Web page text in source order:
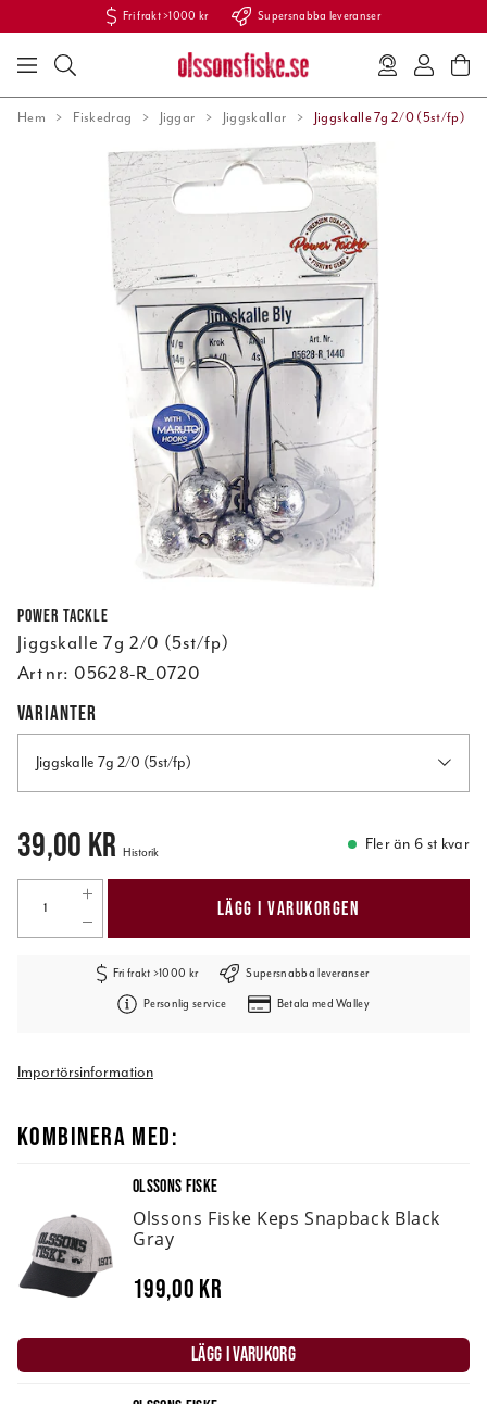
Fri frakt >1000 kr Supersnabba leveranser
Hem Fiskedrag Jiggar Jiggskallar Jiggskalle 7g 2/0 (5st/fp)
Power Tackle
Jiggskalle 7g 2/0 (5st/fp)
Art nr: 05628-R_0720
VARIANTER
Jiggskalle 7g 2/0 (5st/fp)
Pris: 39,00 kr
39,00 kr Historik Fler än 6 st kvar
LÄGG I VARUKORGEN
Fri frakt >1000 kr Supersnabba leveranser
Personlig service Betala med Walley
Importörsinformation
KOMBINERA MED:
OLSSONS FISKE
Olssons Fiske Keps Snapback Black
Gray
199,00 kr
LÄGG I VARUKORG